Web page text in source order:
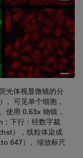
光体视显微镜的分
。可见单个细胞，
使用 0.63x 物镜，
下行：经数字裁
），线粒体染成
647）。缩放标尺